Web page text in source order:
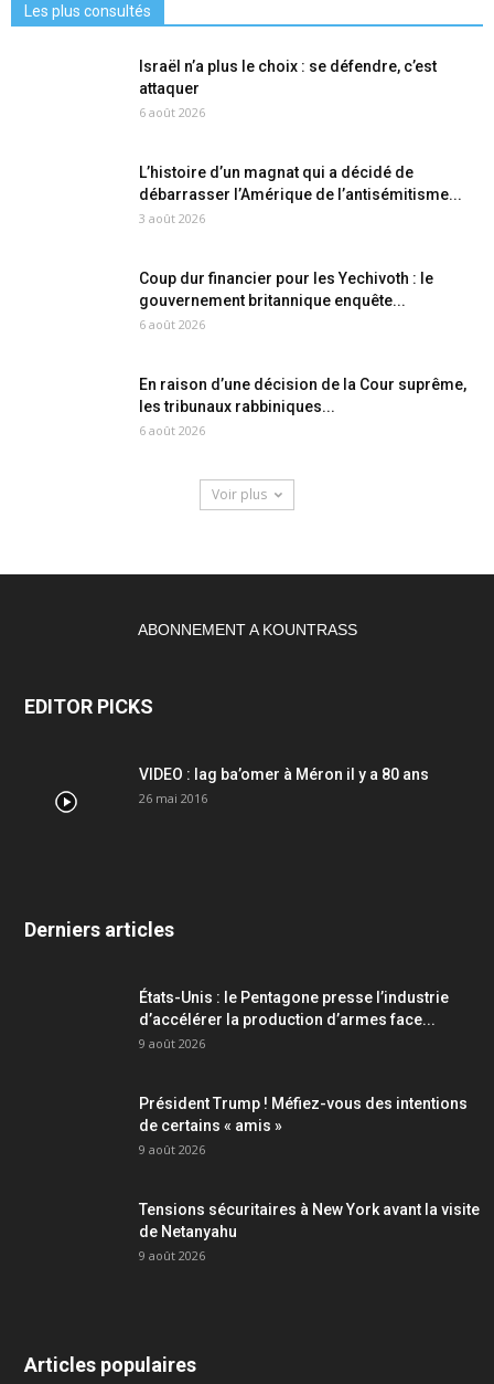
Les plus consultés
Israël n’a plus le choix : se défendre, c’est
attaquer
6 août 2026
L’histoire d’un magnat qui a décidé de
débarrasser l’Amérique de l’antisémitisme...
3 août 2026
Coup dur financier pour les Yechivoth : le
gouvernement britannique enquête...
6 août 2026
En raison d’une décision de la Cour suprême,
les tribunaux rabbiniques...
6 août 2026
Voir plus
ABONNEMENT A KOUNTRASS
EDITOR PICKS
VIDEO : lag ba’omer à Méron il y a 80 ans
26 mai 2016
Derniers articles
États-Unis : le Pentagone presse l’industrie
d’accélérer la production d’armes face...
9 août 2026
Président Trump ! Méfiez-vous des intentions
de certains « amis »
9 août 2026
Tensions sécuritaires à New York avant la visite
de Netanyahu
9 août 2026
Articles populaires